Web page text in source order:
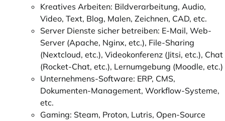
Kreatives Arbeiten: Bildverarbeitung, Audio,
Video, Text, Blog, Malen, Zeichnen, CAD, etc.
Server Dienste sicher betreiben: E-Mail, Web-
Server (Apache, Nginx, etc.), File-Sharing
(Nextcloud, etc.), Videokonferenz (Jitsi, etc.), Chat
(Rocket-Chat, etc.), Lernumgebung (Moodle, etc.)
Unternehmens-Software: ERP, CMS,
Dokumenten-Management, Workflow-Systeme,
etc.
Gaming: Steam, Proton, Lutris, Open-Source